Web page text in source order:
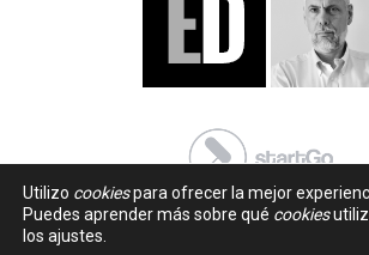
Utilizo cookiespara ofrecer la mejor
Puedes aprender más sobre qué cookies
los ajustes.